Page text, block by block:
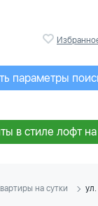
параметры
в стиле лофт на
на сутки